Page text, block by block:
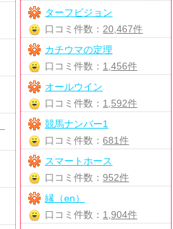
ターフビジョン
口コミ件数： 20,467件
カチウマの定理
口コミ件数： 1,456件
オールウイン
口コミ件数： 1,592件
競馬ナンバー1
口コミ件数：681件
スマートホース
口コミ件数：952件
縁（en）
口コミ件数： 1,904件